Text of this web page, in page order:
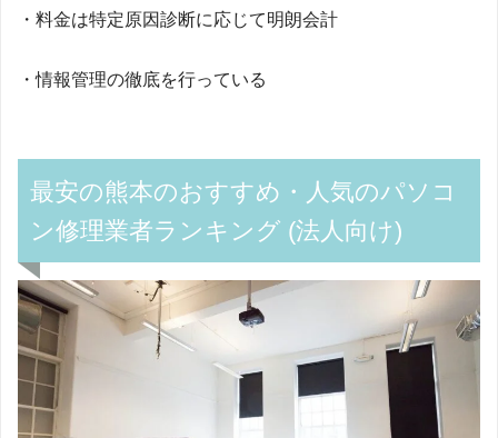
・料金は特定原因診断に応じて明朗会計
・情報管理の徹底を行っている
最安の熊本のおすすめ・人気のパソコ
ン修理業者ランキング (法人向け)